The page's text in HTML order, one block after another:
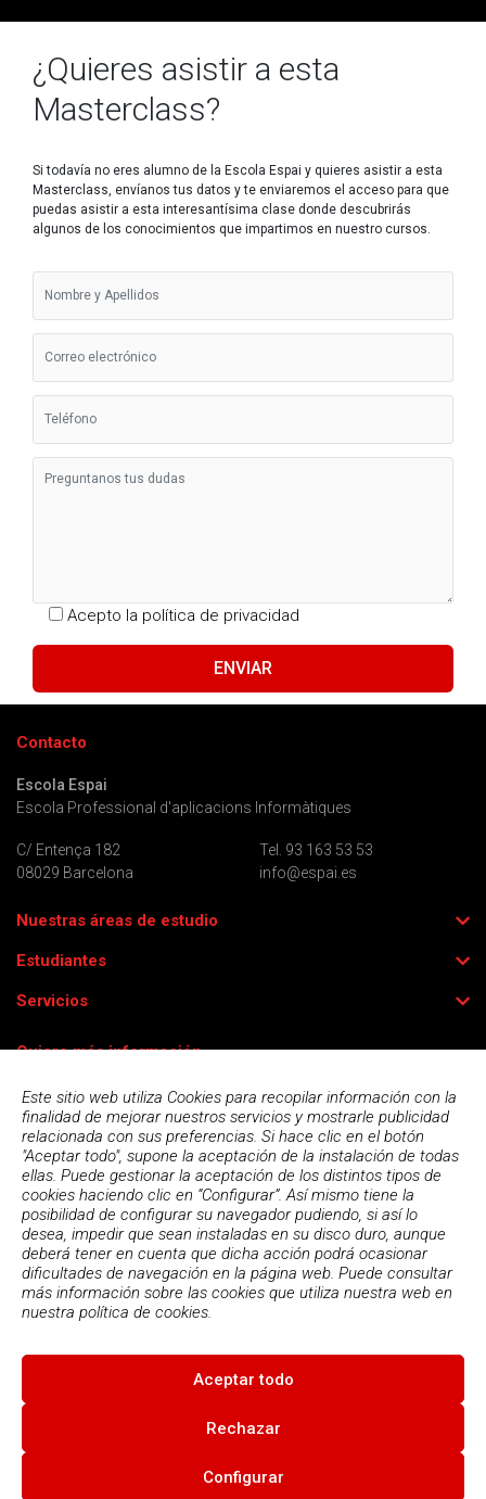
Este sitio web utiliza Cookies para recopilar información con la
finalidad de mejorar nuestros servicios y mostrarle publicidad
relacionada con sus preferencias. Si hace clic en el botón
"Aceptar todo", supone la aceptación de la instalación de todas
ellas. Puede gestionar la aceptación de los distintos tipos de
cookies haciendo clic en “Configurar”. Así mismo tiene la
posibilidad de configurar su navegador pudiendo, si así lo
desea, impedir que sean instaladas en su disco duro, aunque
deberá tener en cuenta que dicha acción podrá ocasionar
dificultades de navegación en la página web. Puede consultar
más información sobre las cookies que utiliza nuestra web en
nuestra política de cookies.
Aceptar todo
Rechazar
Configurar
¿Quieres asistir a esta
Masterclass?
Si todavía no eres alumno de la Escola Espai y quieres asistir a esta
Masterclass, envíanos tus datos y te enviaremos el acceso para que
puedas asistir a esta interesantísima clase donde descubrirás
algunos de los conocimientos que impartimos en nuestro cursos.
Acepto la política de privacidad
Contacto
Escola Espai
Escola Professional d'aplicacions Informàtiques
C/ Entença 182
08029 Barcelona
Tel. 93 163 53 53
info@espai.es
Nuestras áreas de estudio
Estudiantes
Servicios
Quiero más información
Acepto lapolítica de privacidad
© 2026
Condiciones de uso|Política Privacidad
de cookies